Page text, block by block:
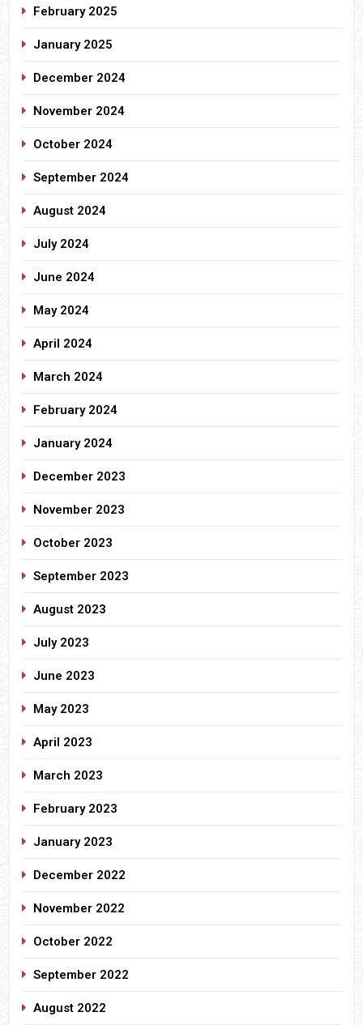
February 2025
January 2025
December 2024
November 2024
October 2024
September 2024
August 2024
July 2024
June 2024
May 2024
April 2024
March 2024
February 2024
January 2024
December 2023
November 2023
October 2023
September 2023
August 2023
July 2023
June 2023
May 2023
April 2023
March 2023
February 2023
January 2023
December 2022
November 2022
October 2022
September 2022
August 2022